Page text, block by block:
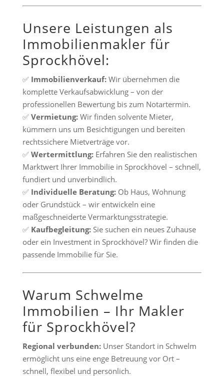
Unsere Leistungen als
Immobilienmakler für
Sprockhövel:
✅ Immobilienverkauf:Wir übernehmen die
komplette Verkaufsabwicklung – von der
professionellen Bewertung bis zum Notartermin.
✅ Vermietung:Wir finden solvente Mieter,
kümmern uns um Besichtigungen und bereiten
rechtssichere Mietverträge vor.
✅ Wertermittlung:Erfahren Sie den realistischen
Marktwert Ihrer Immobilie in Sprockhövel – schnell,
fundiert und unverbindlich.
✅ Individuelle Beratung:Ob Haus, Wohnung
oder Grundstück – wir entwickeln eine
maßgeschneiderte Vermarktungsstrategie.
✅ Kaufbegleitung:Sie suchen ein neues Zuhause
oder ein Investment in Sprockhövel? Wir finden die
passende Immobilie für Sie.
Warum Schwelme
Immobilien – Ihr Makler
für Sprockhövel?
Regional verbunden:Unser Standort in Schwelm
ermöglicht uns eine enge Betreuung vor Ort –
schnell, flexibel und persönlich.